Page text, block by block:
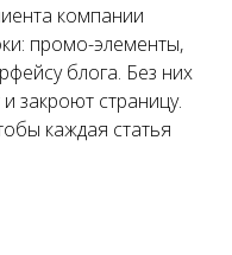
компании
промо-элементы,
блога. Без них
закроют страницу.
каждая статья